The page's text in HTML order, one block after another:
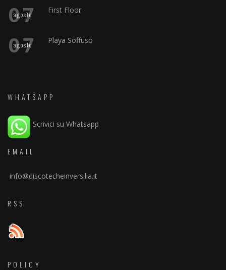
07
agosto First Floor
07
agosto Playa Soffuso
WHATSAPP
Scrivici su Whatsapp
EMAIL
info@discotecheinversilia.it
RSS
POLICY